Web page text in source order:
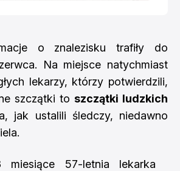
o znalezisku trafiły do
Na miejsce natychmiast
lekarzy, którzy potwierdzili,
szczątki to szczątki ludzkich
jak ustalili śledczy, niedawno
miesiące 57-letnia lekarka